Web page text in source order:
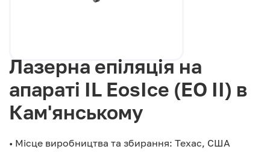
Лазерна епіляція на
апараті IL EosIce (EO II) в
Кам'янському
• Місце виробництва та збирання: Техас, США